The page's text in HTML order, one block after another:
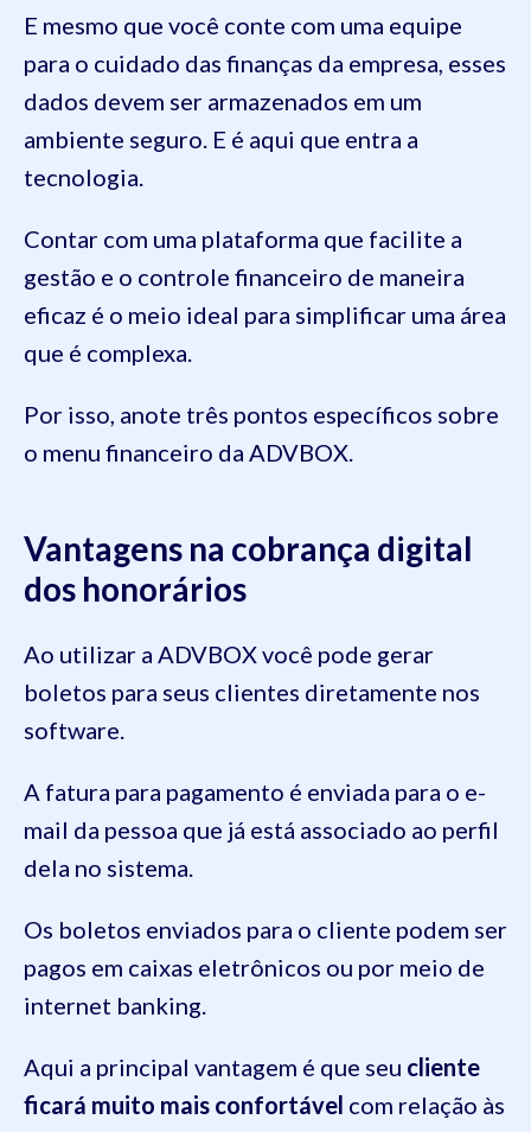
E mesmo que você conte com uma equipe
para o cuidado das finanças da empresa, esses
dados devem ser armazenados em um
ambiente seguro. E é aqui que entra a
tecnologia.
Contar com uma plataforma que facilite a
gestão e o controle financeiro de maneira
eficaz é o meio ideal para simplificar uma área
que é complexa.
Por isso, anote três pontos específicos sobre
o menu financeiro da ADVBOX.
Vantagens na cobrança digital
dos honorários
Ao utilizar a ADVBOX você pode gerar
boletos para seus clientes diretamente nos
software.
A fatura para pagamento é enviada para o e-
mail da pessoa que já está associado ao perfil
dela no sistema.
Os boletos enviados para o cliente podem ser
pagos em caixas eletrônicos ou por meio de
internet banking.
Aqui a principal vantagem é que seu cliente
ficará muito mais confortável com relação às